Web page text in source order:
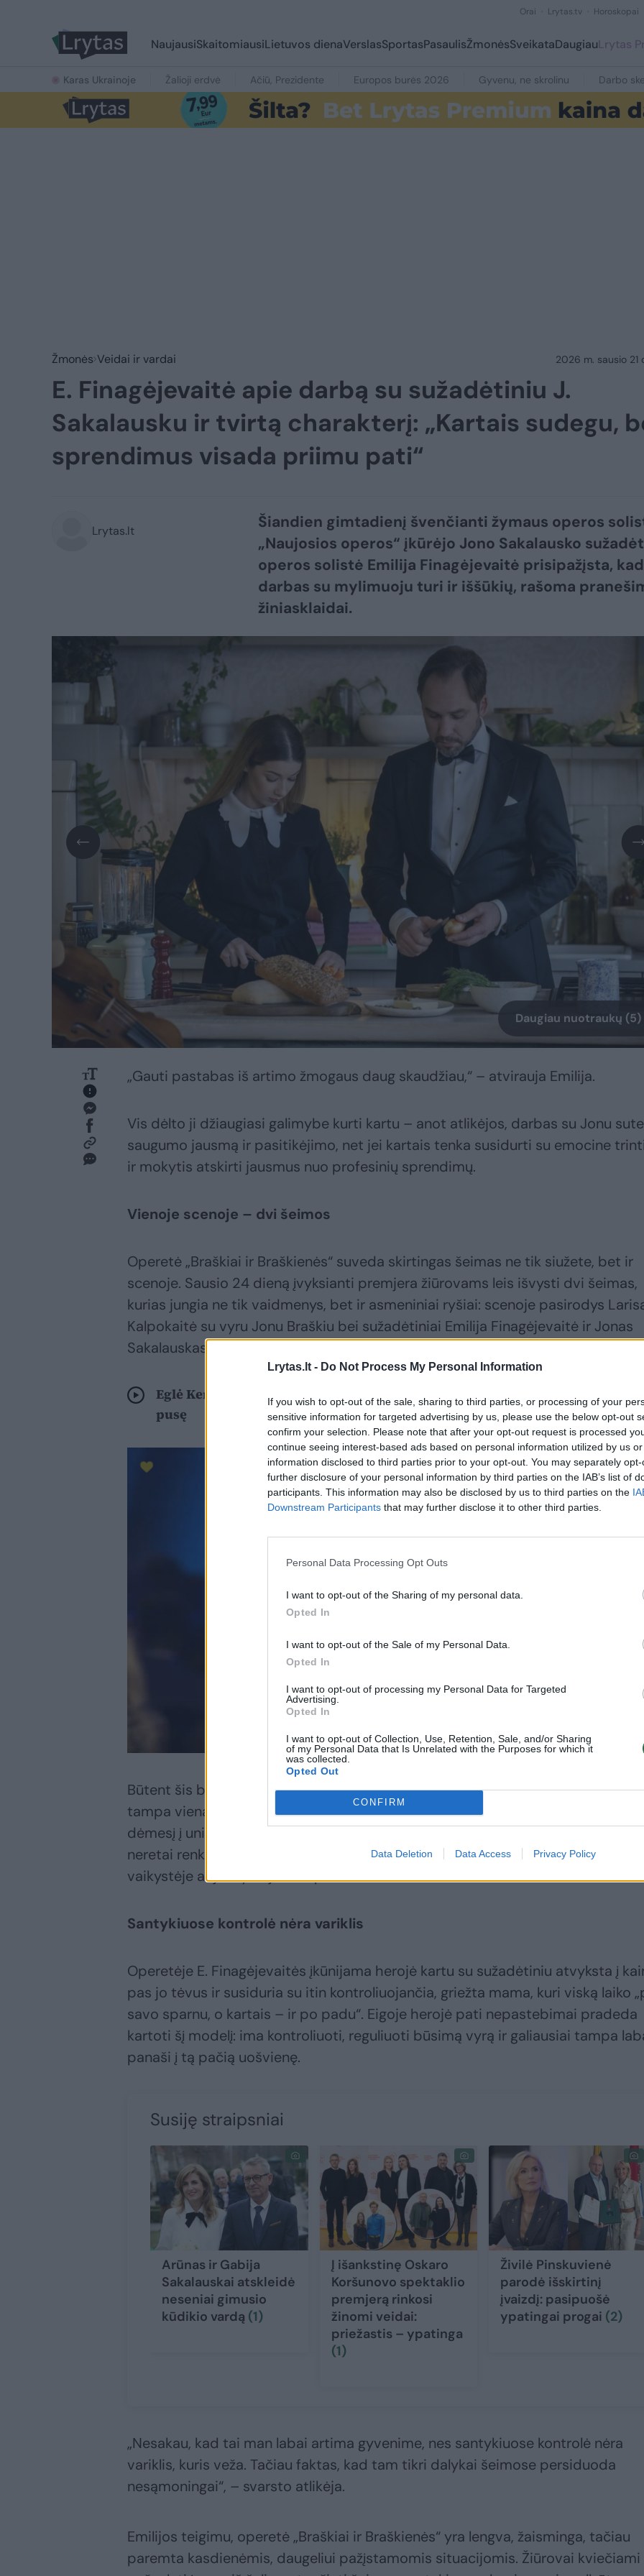
Lrytas.lt - Do Not Process My Personal Information
If you wish to opt-out of the sale, sharing to third parties, or processing of your
sensitive information for targeted advertising by us, please use the below opt-out
confirm your selection. Please note that after your opt-out request is processed
continue seeing interest-based ads based on personal information utilized by us
information disclosed to third parties prior to your opt-out. You may separately
further disclosure of your personal information by third parties on the IAB’s list of
participants. This information may also be disclosed by us to third parties on the
Downstream Participants that may further disclose it to other third parties.
Personal Data Processing Opt Outs
I want to opt-out of the Sharing of my personal data.
Opted In
I want to opt-out of the Sale of my Personal Data.
Opted In
I want to opt-out of processing my Personal Data for Targeted
Advertising.
Opted In
I want to opt-out of Collection, Use, Retention, Sale, and/or Sharing
of my Personal Data that Is Unrelated with the Purposes for which it
was collected.
Opted Out
CONFIRM
Data Deletion Data Access Privacy Policy
Orai Lrytas.tv Horoskopai
NaujausiSkaitomiausiLietuvos dienaVerslasSportasPasaulisŽmonėsSveikataDaugiauLrytas
Karas Ukrainoje Žalioji erdvė Ačiū, Prezidente Europos burės 2026 Gyvenu, ne skrolinu Darbo
Žmonės Veidai ir vardai 2026 m. sausio 21
E. Finagėjevaitė apie darbą su sužadėtiniu J.
Sakalausku ir tvirtą charakterį: „Kartais sudegu,
sprendimus visada priimu pati“
Lrytas.lt
Šiandien gimtadienį švenčianti žymaus operos
„Naujosios operos“ įkūrėjo Jono Sakalausko
operos solistė Emilija Finagėjevaitė prisipažįsta, kad
darbas su mylimuoju turi ir iššūkių, rašoma
žiniasklaidai.
Daugiau nuotraukų (5)
„Gauti pastabas iš artimo žmogaus daug skaudžiau,“ – atvirauja Emilija.
Vis dėlto ji džiaugiasi galimybe kurti kartu – anot atlikėjos, darbas su Jonu
saugumo jausmą ir pasitikėjimo, net jei kartais tenka susidurti su emocine
ir mokytis atskirti jausmus nuo profesinių sprendimų.
Vienoje scenoje – dvi šeimos
Operetė „Braškiai ir Braškienės“ suveda skirtingas šeimas ne tik siužete, bet ir
scenoje. Sausio 24 dieną įvyksianti premjera žiūrovams leis išvysti dvi šeimas,
kurias jungia ne tik vaidmenys, bet ir asmeniniai ryšiai: scenoje pasirodys
Kalpokaitė su vyru Jonu Braškiu bei sužadėtiniai Emilija Finagėjevaitė ir Jonas
Sakalauskas.
Eglė Kernagytė – apie garsios pavardės šleifą, legendinį tėtį ir nežinomą savo
pusę
Būtent šis balansas tarp artumo, atsakomybės ir pasikartojančių santykių
tampa viena pagrindinių operetės temų. Kalbėdama apie siužetą, Emilija
dėmesį į universalią šeimos modelių pasikartojimo temą. Anot jos, gyvenime
neretai renkamės žmones, kurie vienaip ar kitaip primena mūsų tėvus, net jei
vaikystėje ar jaunystėje tam priešinomės.
Santykiuose kontrolė nėra variklis
Operetėje E. Finagėjevaitės įkūnijama herojė kartu su sužadėtiniu atvyksta į
pas jo tėvus ir susiduria su itin kontroliuojančia, griežta mama, kuri viską laiko
savo sparnu, o kartais – ir po padu“. Eigoje herojė pati nepastebimai pradeda
kartoti šį modelį: ima kontroliuoti, reguliuoti būsimą vyrą ir galiausiai tampa
panaši į tą pačią uošvienę.
Susiję straipsniai
Arūnas ir Gabija
Sakalauskai atskleidė
neseniai gimusio
kūdikio vardą (1)
Į išankstinę Oskaro
Koršunovo spektaklio
premjerą rinkosi
žinomi veidai:
priežastis – ypatinga
(1)
Živilė Pinskuvienė
parodė išskirtinį
įvaizdį: pasipuošė
ypatingai progai (2)
„Nesakau, kad tai man labai artima gyvenime, nes santykiuose kontrolė nėra
variklis, kuris veža. Tačiau faktas, kad tam tikri dalykai šeimose persiduoda
nesąmoningai“, – svarsto atlikėja.
Emilijos teigimu, operetė „Braškiai ir Braškienės“ yra lengva, žaisminga, tačiau
paremta kasdienėmis, daugeliui pažįstamomis situacijomis. Žiūrovai kviečiami